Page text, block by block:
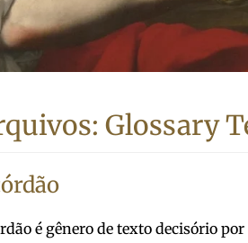
Glossary
é gênero de texto decisório